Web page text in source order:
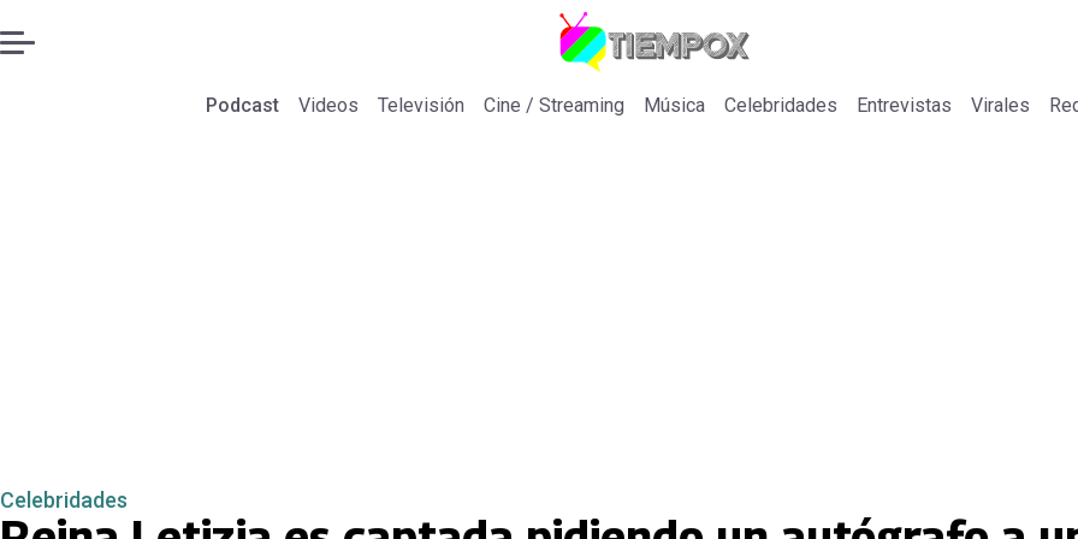
Podcast Videos Televisión Cine / Streaming Música Celebridades Entrevistas Virales
Celebridades